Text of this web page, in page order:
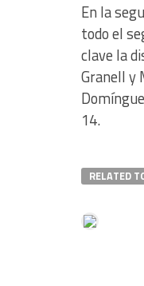
En la
todo el
clave la
Granell y
14.
RELATED